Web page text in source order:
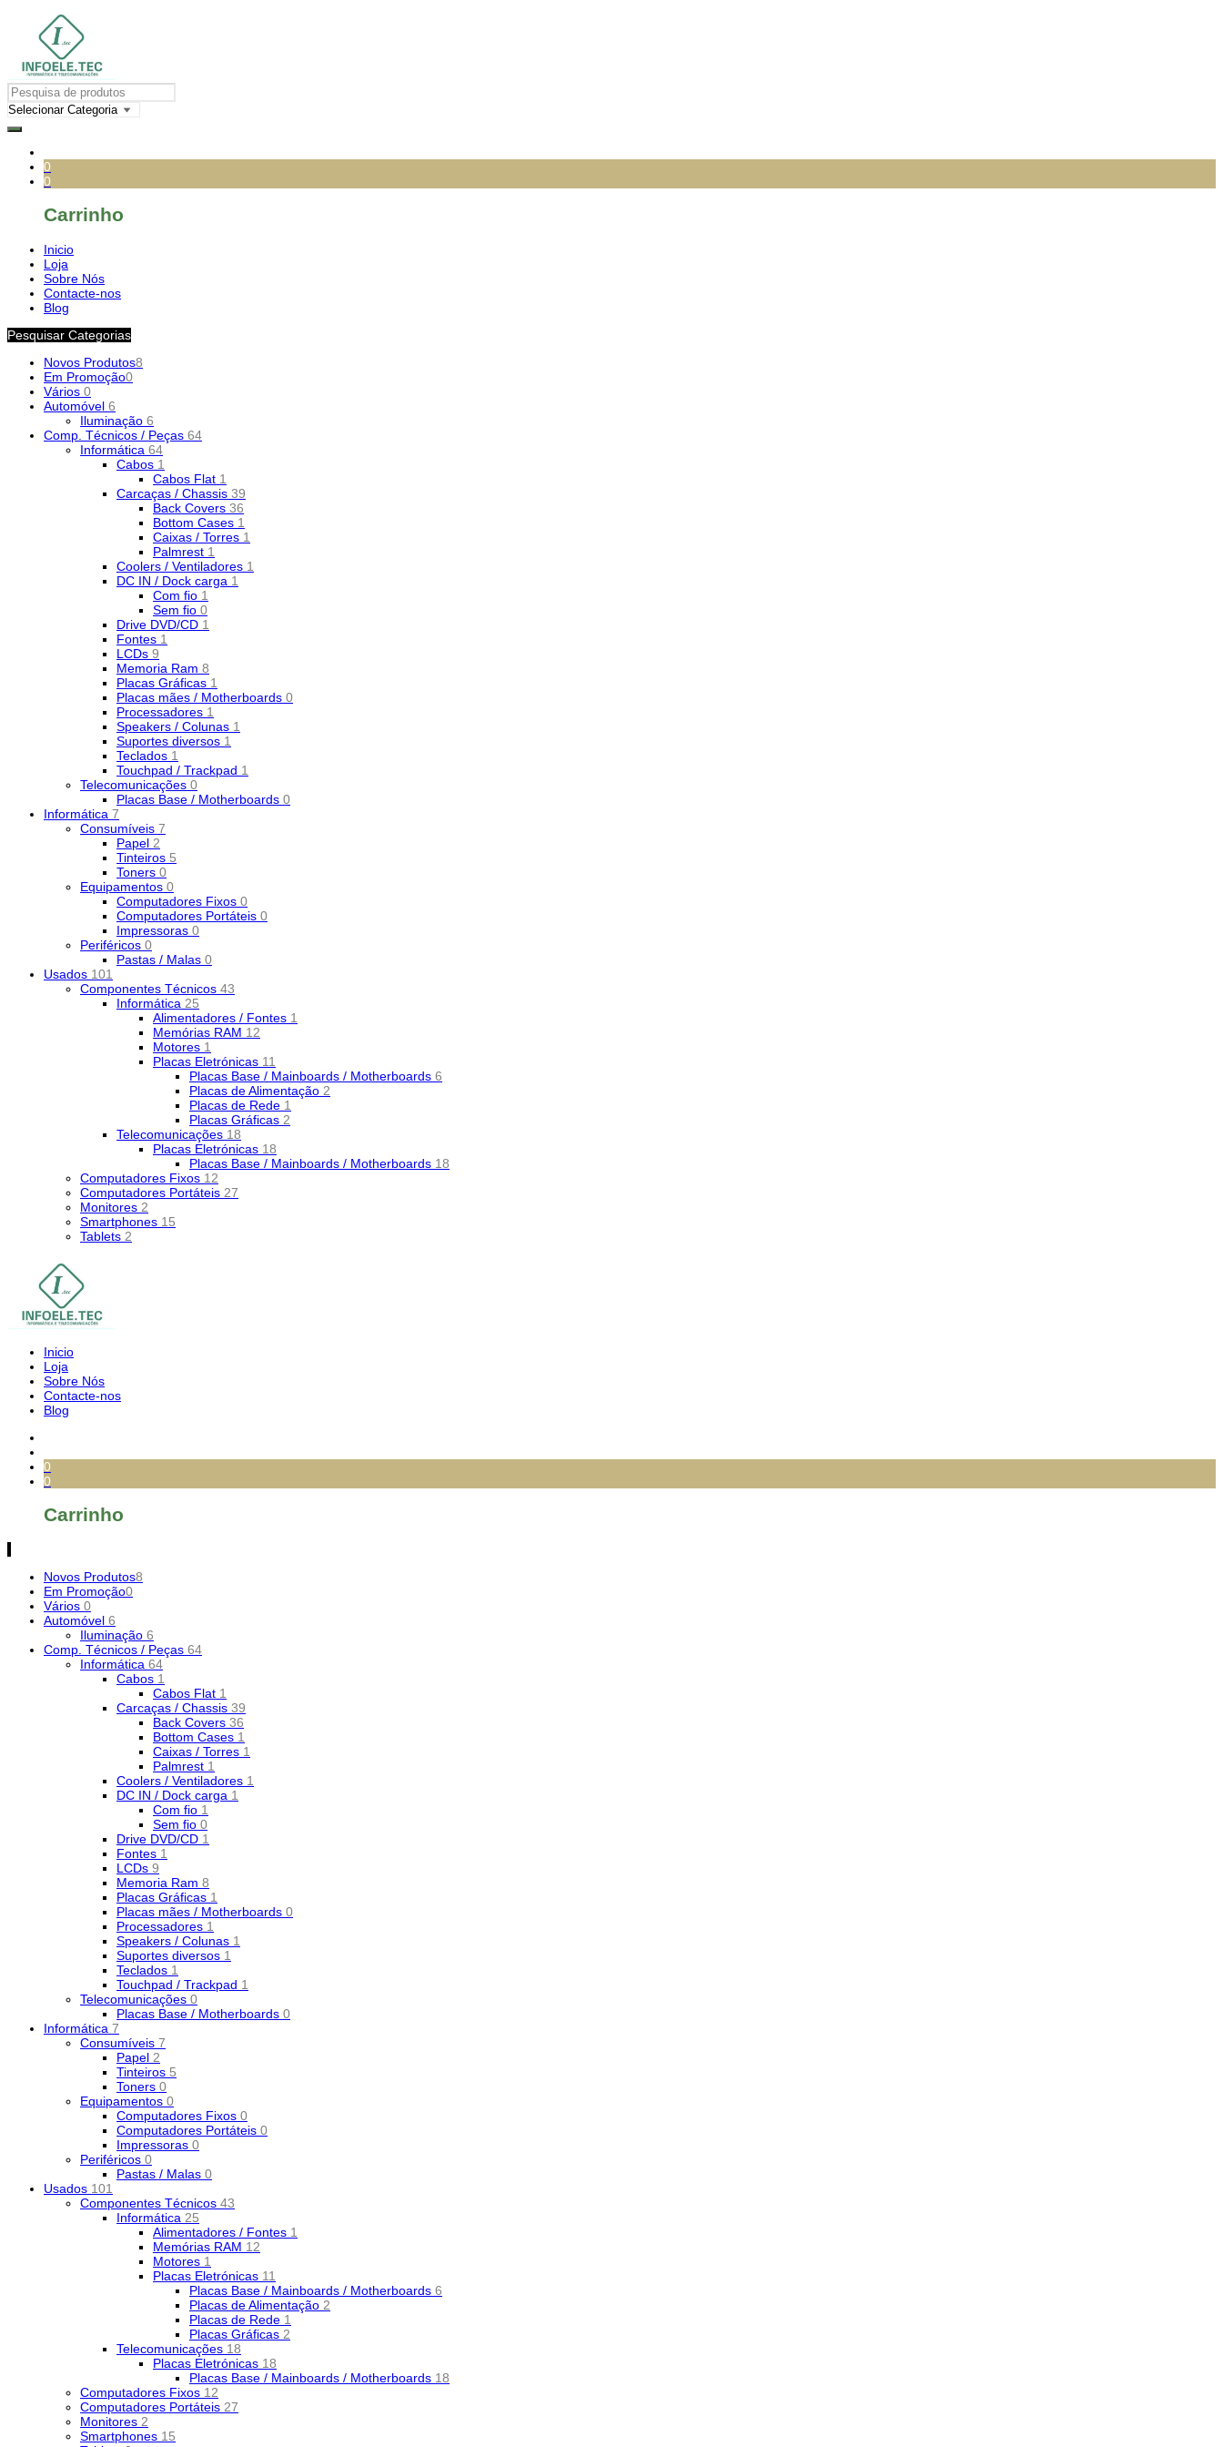
0
0
Carrinho
Inicio
Loja
Sobre Nós
Contacte-nos
Blog
Pesquisar Categorias
Novos Produtos8
Em Promoção0
Vários 0
Automóvel 6
Iluminação 6
Comp. Técnicos / Peças 64
Informática 64
Cabos 1
Cabos Flat 1
Carcaças / Chassis 39
Back Covers 36
Bottom Cases 1
Caixas / Torres 1
Palmrest 1
Coolers / Ventiladores 1
DC IN / Dock carga 1
Com fio 1
Sem fio 0
Drive DVD/CD 1
Fontes 1
LCDs 9
Memoria Ram 8
Placas Gráficas 1
Placas mães / Motherboards 0
Processadores 1
Speakers / Colunas 1
Suportes diversos 1
Teclados 1
Touchpad / Trackpad 1
Telecomunicações 0
Placas Base / Motherboards 0
Informática 7
Consumíveis 7
Papel 2
Tinteiros 5
Toners 0
Equipamentos 0
Computadores Fixos 0
Computadores Portáteis 0
Impressoras 0
Periféricos 0
Pastas / Malas 0
Usados 101
Componentes Técnicos 43
Informática 25
Alimentadores / Fontes 1
Memórias RAM 12
Motores 1
Placas Eletrónicas 11
Placas Base / Mainboards / Motherboards 6
Placas de Alimentação 2
Placas de Rede 1
Placas Gráficas 2
Telecomunicações 18
Placas Eletrónicas 18
Placas Base / Mainboards / Motherboards 18
Computadores Fixos 12
Computadores Portáteis 27
Monitores 2
Smartphones 15
Tablets 2
Inicio
Loja
Sobre Nós
Contacte-nos
Blog
0
0
Carrinho
Novos Produtos8
Em Promoção0
Vários 0
Automóvel 6
Iluminação 6
Comp. Técnicos / Peças 64
Informática 64
Cabos 1
Cabos Flat 1
Carcaças / Chassis 39
Back Covers 36
Bottom Cases 1
Caixas / Torres 1
Palmrest 1
Coolers / Ventiladores 1
DC IN / Dock carga 1
Com fio 1
Sem fio 0
Drive DVD/CD 1
Fontes 1
LCDs 9
Memoria Ram 8
Placas Gráficas 1
Placas mães / Motherboards 0
Processadores 1
Speakers / Colunas 1
Suportes diversos 1
Teclados 1
Touchpad / Trackpad 1
Telecomunicações 0
Placas Base / Motherboards 0
Informática 7
Consumíveis 7
Papel 2
Tinteiros 5
Toners 0
Equipamentos 0
Computadores Fixos 0
Computadores Portáteis 0
Impressoras 0
Periféricos 0
Pastas / Malas 0
Usados 101
Componentes Técnicos 43
Informática 25
Alimentadores / Fontes 1
Memórias RAM 12
Motores 1
Placas Eletrónicas 11
Placas Base / Mainboards / Motherboards 6
Placas de Alimentação 2
Placas de Rede 1
Placas Gráficas 2
Telecomunicações 18
Placas Eletrónicas 18
Placas Base / Mainboards / Motherboards 18
Computadores Fixos 12
Computadores Portáteis 27
Monitores 2
Smartphones 15